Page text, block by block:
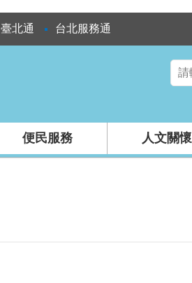
臺北通 台北服務通
便民服務 人文關懷